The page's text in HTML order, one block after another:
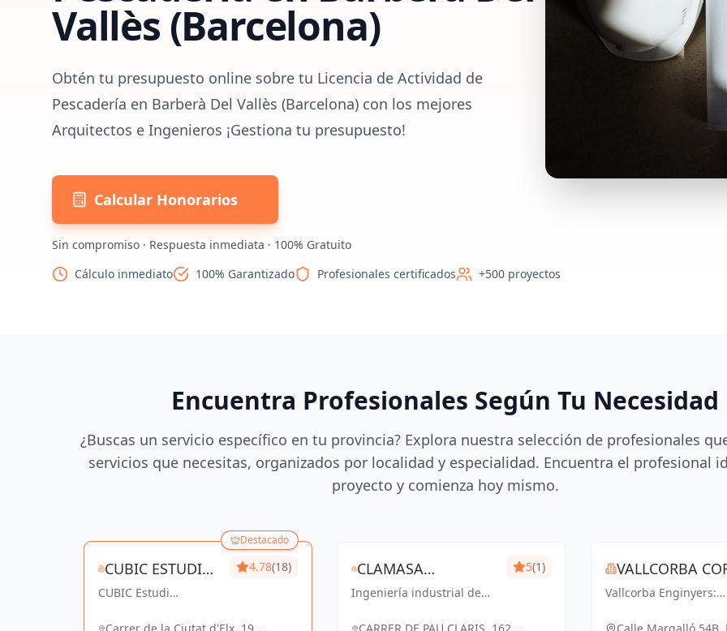
Vallès (Barcelona)
Obtén tu presupuesto online sobre tu Licencia de Actividad de
Pescadería en Barberà Del Vallès (Barcelona) con los mejores
Arquitectos e Ingenieros ¡Gestiona tu presupuesto!
Calcular Honorarios
Sin compromiso · Respuesta inmediata · 100% Gratuito
Cálculo inmediato
100% Garantizado Profesionales certificados +500 proyectos
Encuentra Profesionales Según Tu Necesidad
¿Buscas un servicio específico en tu provincia? Explora nuestra selección de profesionales
servicios que necesitas, organizados por localidad y especialidad. Encuentra el profesional
proyecto y comienza hoy mismo.
Destacado
CUBIC ESTUDI
D'ENGINYERIA
S.L.
CUBIC Estudi
14 años brindando
4.78(18)
CLAMASA
INGENIERÍA
INDUSTRIAL Y
Ingeniería industrial de
Soluciones eficientes para
5(1)
VALLCORBA
S.L.
Vallcorba Enginyers:
cada proyecto,